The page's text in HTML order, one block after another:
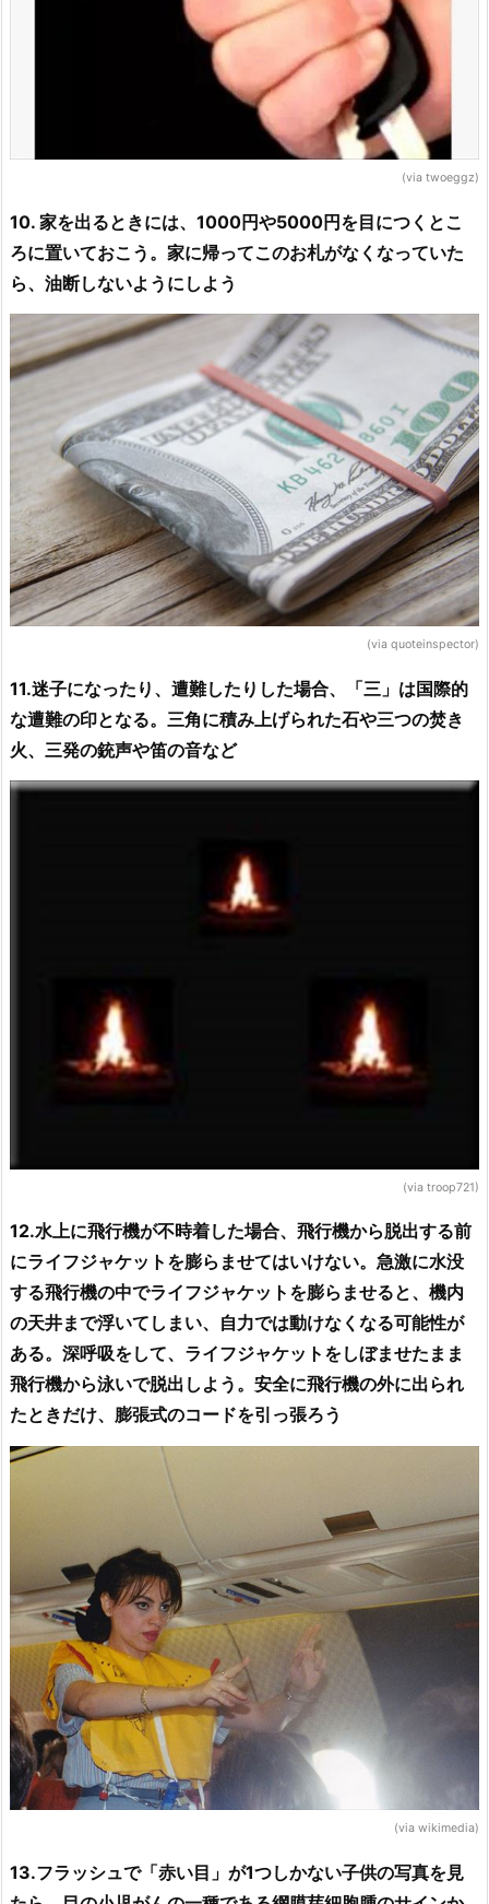
(via twoeggz)
10. 家を出るときには、1000円や5000円を目につくとこ
ろに置いておこう。家に帰ってこのお札がなくなっていた
ら、油断しないようにしよう
(via quoteinspector)
11.迷子になったり、遭難したりした場合、「三」は国際的
な遭難の印となる。三角に積み上げられた石や三つの焚き
火、三発の銃声や笛の音など
(via troop721)
12.水上に飛行機が不時着した場合、飛行機から脱出する前
にライフジャケットを膨らませてはいけない。急激に水没
する飛行機の中でライフジャケットを膨らませると、機内
の天井まで浮いてしまい、自力では動けなくなる可能性が
ある。深呼吸をして、ライフジャケットをしぼませたまま
飛行機から泳いで脱出しよう。安全に飛行機の外に出られ
たときだけ、膨張式のコードを引っ張ろう
(via wikimedia)
13.フラッシュで「赤い目」が1つしかない子供の写真を見